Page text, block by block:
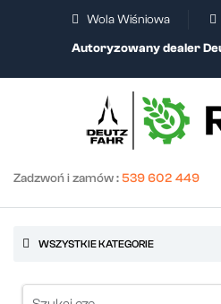
Wola Wiśniowa
Autoryzowany dealer
Zadzwoń i zamów :539 602 449
WSZYSTKIE KATEGORIE